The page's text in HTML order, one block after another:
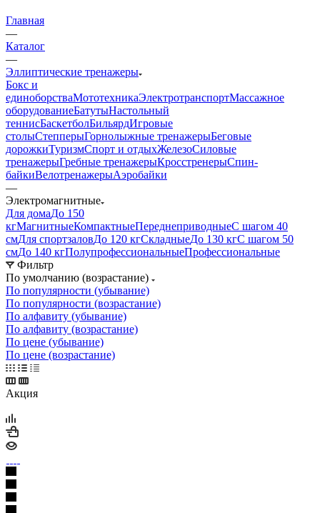
Главная
—
Каталог
—
Эллиптические тренажеры
Бокс и
единоборстваМототехникаЭлектротранспортМассажное
оборудованиеБатутыНастольный
теннисБаскетболБильярдИгровые
столыСтепперыГорнолыжные тренажерыБеговые
дорожкиТуризмСпорт и отдыхЖелезоСиловые
тренажерыГребные тренажерыКросстренерыСпин-
байкиВелотренажерыАэробайки
—
Электромагнитные
Для домаДо 150
кгМагнитныеКомпактныеПереднеприводныеС шагом 40
смДля спортзаловДо 120 кгСкладныеДо 130 кгС шагом 50
смДо 140 кгПолупрофессиональныеПрофессиональные
Фильтр
По умолчанию (возрастание)
По популярности (убывание)
По популярности (возрастание)
По алфавиту (убывание)
По алфавиту (возрастание)
По цене (убывание)
По цене (возрастание)
Акция